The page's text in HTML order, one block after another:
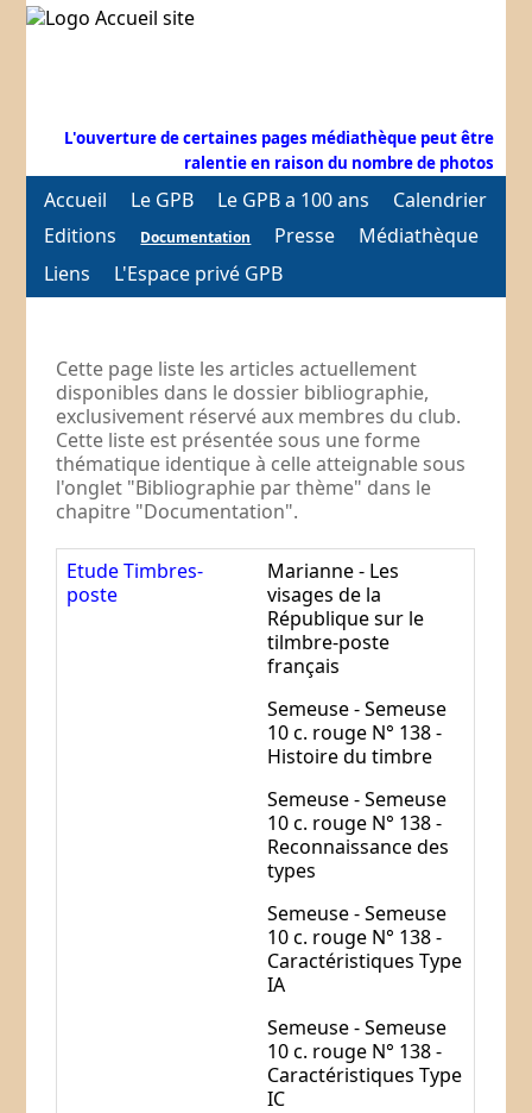
L'ouverture de certaines pages médiathèque peut être
ralentie en raison du nombre de photos
Accueil Le GPB Le GPB a 100 ans
Calendrier
Editions
Documentation Presse
Médiathèque
Liens
L'Espace privé GPB
Cette page liste les articles actuellement
disponibles dans le dossier bibliographie,
exclusivement réservé aux membres du club.
Cette liste est présentée sous une forme
thématique identique à celle atteignable sous
l'onglet "Bibliographie par thème" dans le
chapitre "Documentation".
Etude Timbres-
poste
Marianne - Les
visages de la
République sur le
tilmbre-poste
français
Semeuse - Semeuse
10 c. rouge N° 138 -
Histoire du timbre
Semeuse -Semeuse
10 c. rouge N° 138 -
Reconnaissance des
types
Semeuse -Semeuse
10 c. rouge N° 138 -
Caractéristiques Type
IA
Semeuse -Semeuse
10 c. rouge N° 138 -
Caractéristiques Type
IC